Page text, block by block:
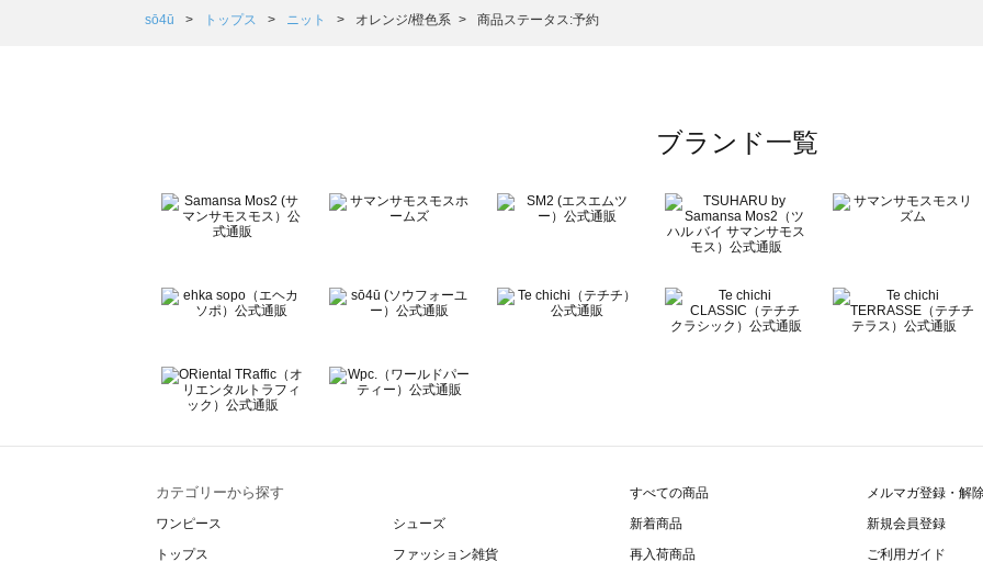
Samansa Mos2 Lagom（サマンサモスモス ラーゴム）のニット一覧
BETTY'S BLUE（べティーズブルー）のニット一覧
Wpc.（ワールドパーティー）のニット一覧
sō4ū トップス ニット オレンジ/橙色系 商品ステータス:予約
ブランド一覧
カテゴリーから探す
ワンピース
トップス
シューズ
ファッション雑貨
すべての商品
新着商品
再入荷商品
メルマガ登録・解
新規会員登録
ご利用ガイド